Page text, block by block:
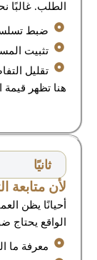
الطلب. غالبًا
ضبط
تثبيت
تقليل
هنا تظهر قيمة
ثانيًا
لأن متابعة
أحيانًا يظن
الواقع يحتاج
معرفة ما